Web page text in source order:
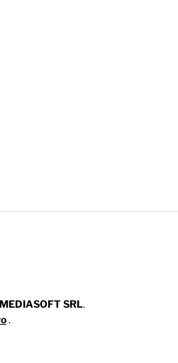
SRL.
.